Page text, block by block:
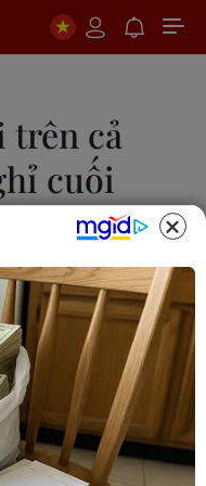
trên cả
cuối
và sương mù vào
Thủ đô Hà Nội
nắng với nền
C.